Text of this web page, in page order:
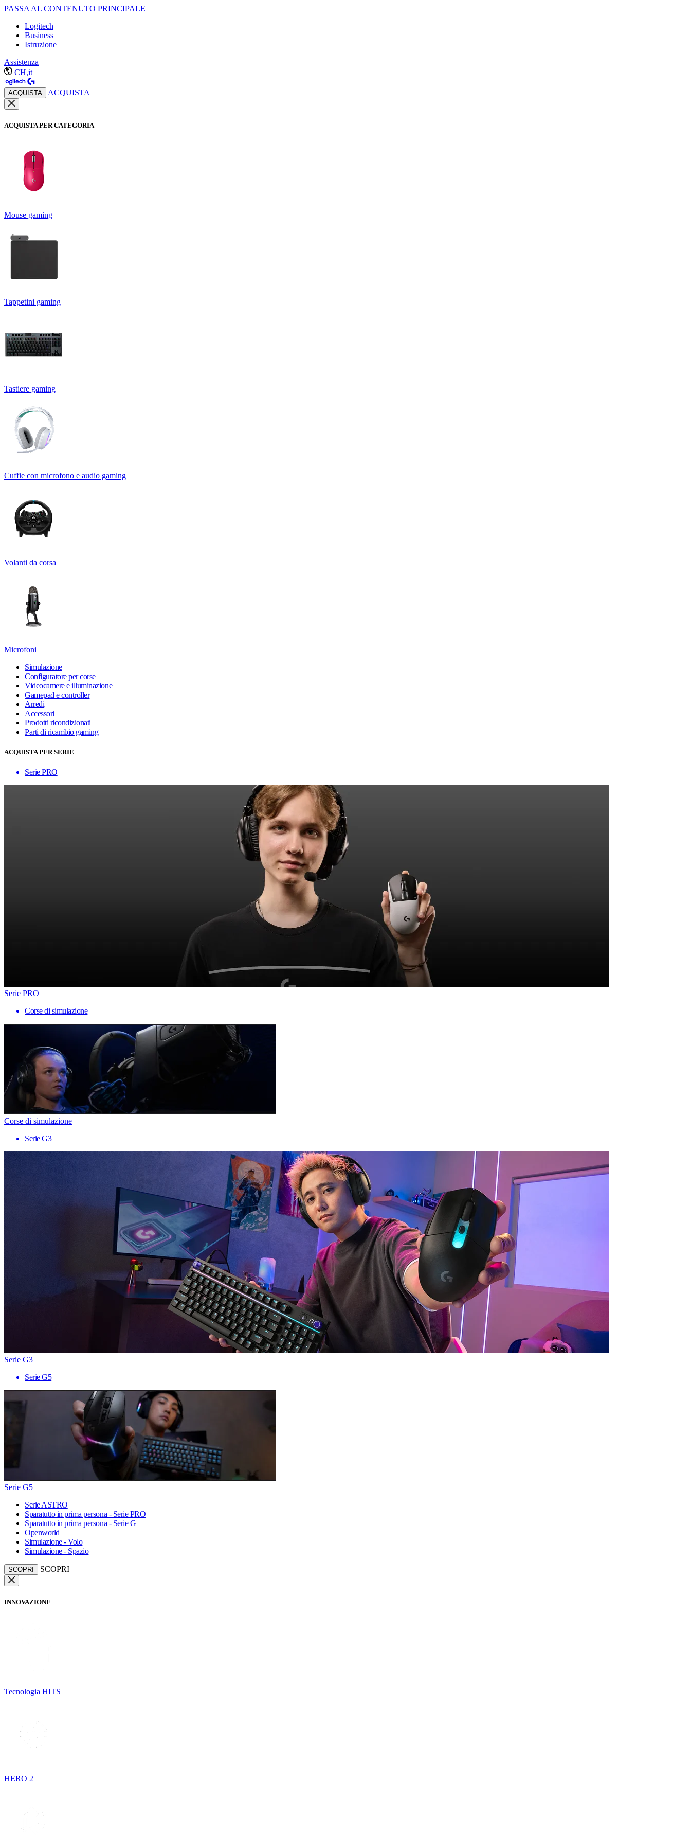
PASSA AL CONTENUTO PRINCIPALE
Logitech
Business
Istruzione
Assistenza
CH,it
ACQUISTA ACQUISTA
ACQUISTA PER CATEGORIA
Mouse gaming
Tappetini gaming
Tastiere gaming
Cuffie con microfono e audio gaming
Volanti da corsa
Microfoni
Simulazione
Configuratore per corse
Videocamere e illuminazione
Gamepad e controller
Arredi
Accessori
Prodotti ricondizionati
Parti di ricambio gaming
ACQUISTA PER SERIE
Serie PRO
Serie PRO
Corse di simulazione
Corse di simulazione
Serie G3
Serie G3
Serie G5
Serie G5
Serie ASTRO
Sparatutto in prima persona - Serie PRO
Sparatutto in prima persona - Serie G
Openworld
Simulazione - Volo
Simulazione - Spazio
SCOPRI SCOPRI
INNOVAZIONE
Tecnologia HITS
HERO 2